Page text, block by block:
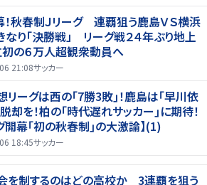
！秋春制Ｊリーグ 連覇狙う鹿島ＶＳ横浜
なり「決勝戦」 リーグ戦２４年ぶり地上
初の６万人超観衆動員へ
21:08サッカー
リーグは西の｢7勝3敗｣！鹿島は｢早川依
却を！柏の｢時代遅れサッカー｣に期待！
開幕｢初の秋春制｣の大激論】(1)
18:45サッカー
を制するのはどの高校か 3連覇を狙う